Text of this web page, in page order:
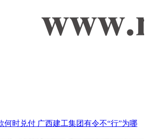
何时兑付 广西建工集团有令不“行”为哪